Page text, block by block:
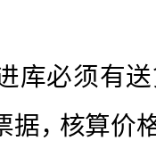
供应，特制订本制度。